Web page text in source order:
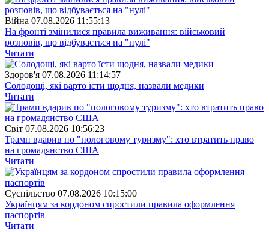
Війна 07.08.2026 11:55:13
На фронті змінилися правила виживання: військовий
розповів, що відбувається на "нулі"
Читати
Здоров'я 07.08.2026 11:14:57
Солодощі, які варто їсти щодня, назвали медики
Читати
Свiт 07.08.2026 10:56:23
Трамп вдарив по "пологовому туризму": хто втратить право
на громадянство США
Читати
Суспiльство 07.08.2026 10:15:00
Українцям за кордоном спростили правила оформлення
паспортів
Читати